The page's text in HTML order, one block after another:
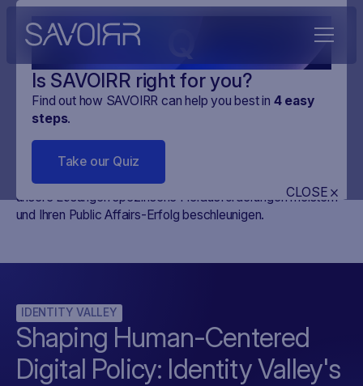
Is SAVOIRR right for you?
Find out how SAVOIRR can help you best in 4easy
steps.
Take our Quiz
CLOSE
Fallbeispiele
Entdecken Sie verschiedene Fallbeispiele, die zeigen, wie
unsere Lösungen spezifische Herausforderungen meistern
und Ihren Public Affairs-Erfolg beschleunigen.
IDENTITY VALLEY
Shaping Human-Centered
Digital Policy: Identity Valley's